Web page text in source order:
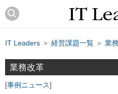
IT Leaders ＞ 経営課題一覧 ＞ 業
業務改革
事例ニュース